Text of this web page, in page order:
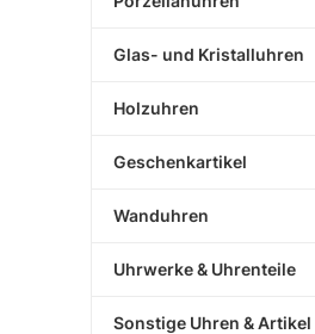
Glas- und Kristalluhren
Holzuhren
Geschenkartikel
Wanduhren
Uhrwerke & Uhrenteile
Sonstige Uhren & Artikel